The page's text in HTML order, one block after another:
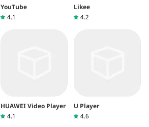
YouTube
4.1
Likee
4.2
HUAWEI Video Player
4.1
U Player
4.6